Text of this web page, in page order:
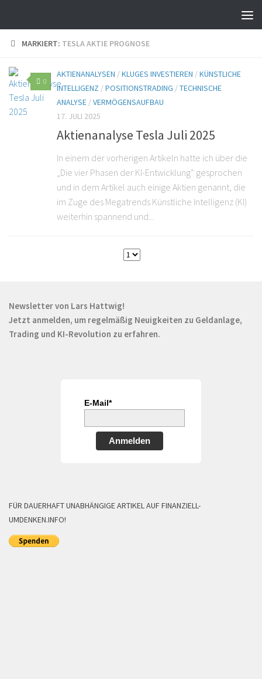
MARKIERT: TESLA AKTIE PROGNOSE
0
AKTIENANALYSEN /KLUGES INVESTIEREN /KÜNSTLICHE
INTELLIGENZ /POSITIONSTRADING /TECHNISCHE
ANALYSE /VERMÖGENSAUFBAU
17. JULI 2025
Aktienanalyse Tesla Juli 2025
In einem der vorherigen Artikeln hatte ich über die
„Die vier Phasen der KI-Entwicklung“ gesprochen
und in dem Artikel auch einige Aktien genannt, die
im Zuge des Megatrends Künstliche Intelligenz (KI)
weiterhin spannend und...
Newsletter von Lars Hattwig!
Jetzt anmelden, um regelmäßig Neuigkeiten zu Geldanlage,
Trading und KI-Revolution zu erfahren.
E-Mail*
Anmelden
FÜR DAUERHAFT UNABHÄNGIGE ARTIKEL AUF FINANZIELL-
UMDENKEN.INFO!